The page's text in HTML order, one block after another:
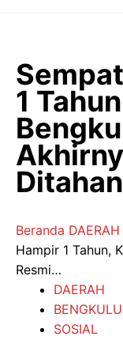
1
Ditahan
Beranda DAERAH
Hampir 1 Tahun,
Resmi…
DAERAH
SOSIAL